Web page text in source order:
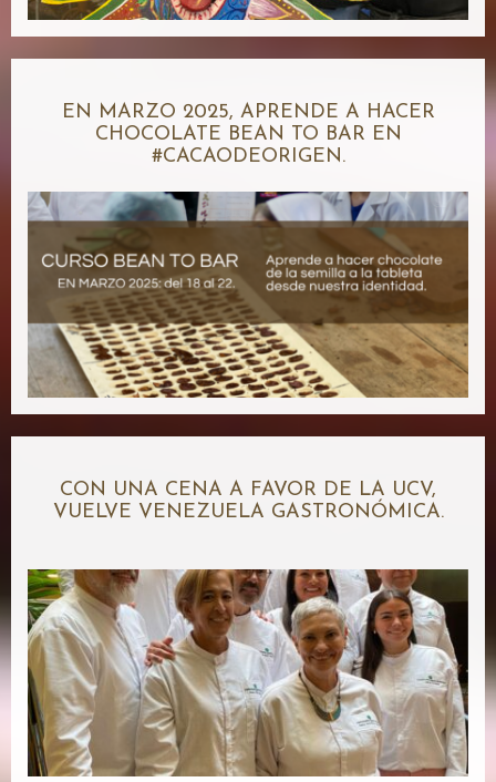
EN MARZO 2025, APRENDE A HACER
CHOCOLATE BEAN TO BAR EN
#CACAODEORIGEN.
CON UNA CENA A FAVOR DE LA UCV,
VUELVE VENEZUELA GASTRONÓMICA.